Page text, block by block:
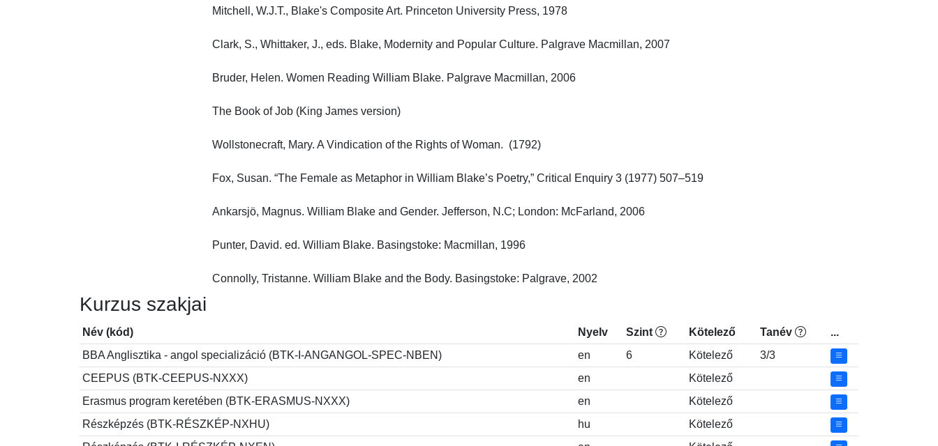
Mitchell, W.J.T., Blake's Composite Art. Princeton University Press, 1978
Clark, S., Whittaker, J., eds. Blake, Modernity and Popular Culture. Palgrave Macmillan, 2007
Bruder, Helen. Women Reading William Blake. Palgrave Macmillan, 2006
The Book of Job (King James version)
Wollstonecraft, Mary. A Vindication of the Rights of Woman.  (1792)
Fox, Susan. “The Female as Metaphor in William Blake’s Poetry,” Critical Enquiry 3 (1977) 507–519
Ankarsjö, Magnus. William Blake and Gender. Jefferson, N.C; London: McFarland, 2006
Punter, David. ed. William Blake. Basingstoke: Macmillan, 1996
Connolly, Tristanne. William Blake and the Body. Basingstoke: Palgrave, 2002
Kurzus szakjai
Név (kód) Nyelv Szint Kötelező Tanév
...
BBA Anglisztika - angol specializáció (BTK-I-ANGANGOL-SPEC-NBEN)
en 6 Kötelező
3/3
CEEPUS (BTK-CEEPUS-NXXX)
en
Kötelező
Erasmus program keretében (BTK-ERASMUS-NXXX)
en
Kötelező
Részképzés (BTK-RÉSZKÉP-NXHU)
hu
Kötelező